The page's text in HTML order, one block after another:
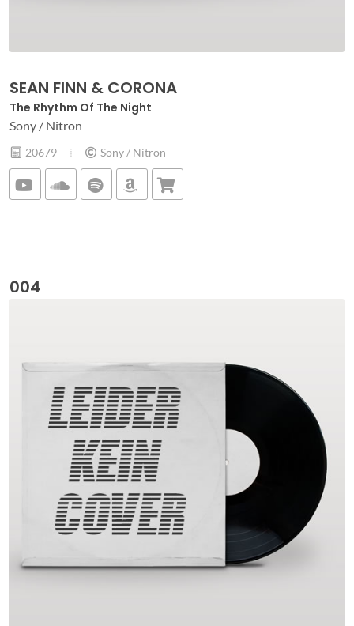
SEAN FINN & CORONA
The Rhythm Of The Night
Sony / Nitron
20679 Sony / Nitron
004